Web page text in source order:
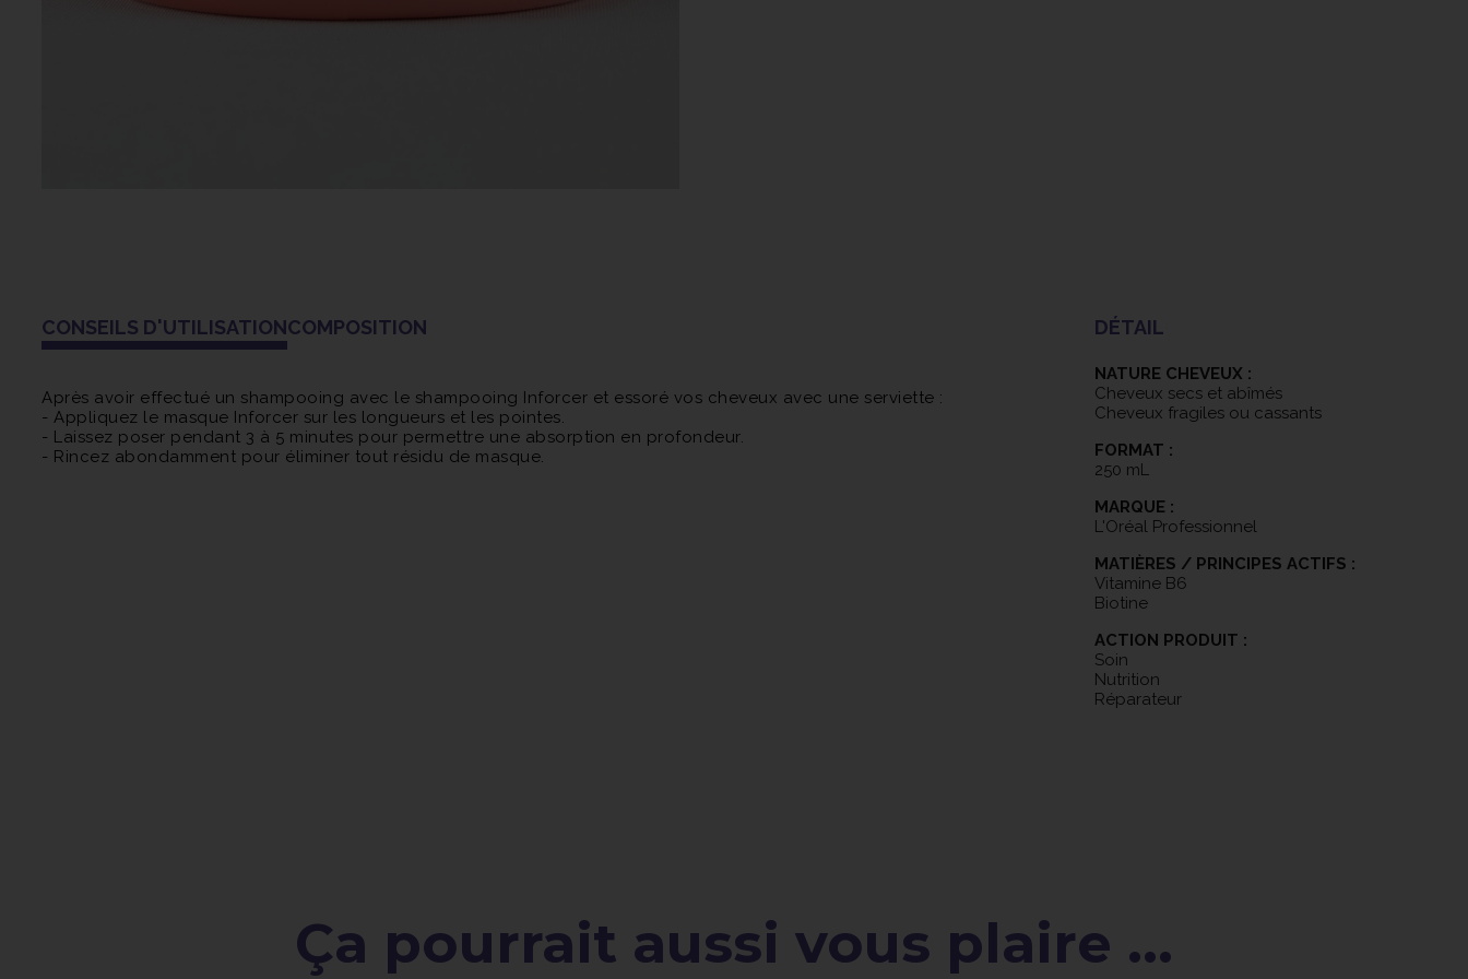
CONSEILS D'UTILISATIONCOMPOSITION
Après avoir effectué un shampooing avec le shampooing Inforcer et essoré vos cheveux avec une serviette :
- Appliquez le masque Inforcer sur les longueurs et les pointes.
- Laissez poser pendant 3 à 5 minutes pour permettre une absorption en profondeur.
- Rincez abondamment pour éliminer tout résidu de masque.
DÉTAIL
NATURE CHEVEUX :
Cheveux secs et abîmés
Cheveux fragiles ou cassants
FORMAT :
250 mL
MARQUE :
L'Oréal Professionnel
MATIÈRES / PRINCIPES ACTIFS :
Vitamine B6
Biotine
ACTION PRODUIT :
Soin
Nutrition
Réparateur
Ça pourrait aussi vous plaire ...